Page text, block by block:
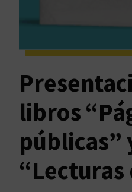
libros
públicas”